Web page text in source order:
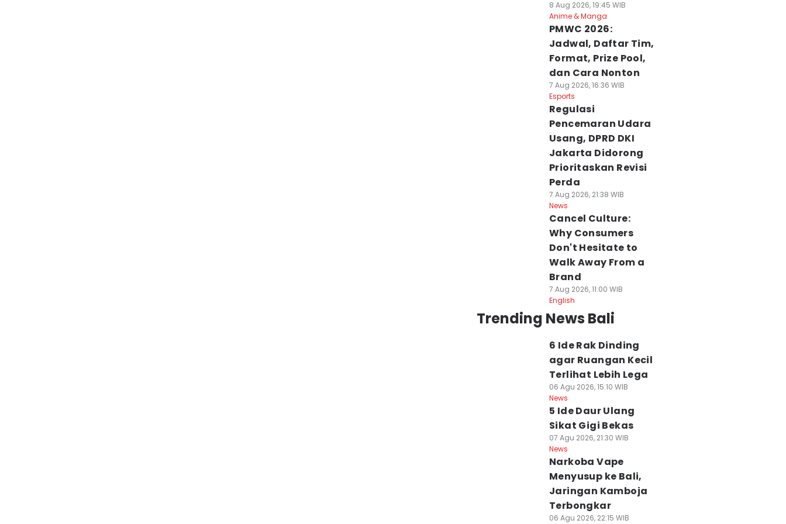
8 Aug 2026, 19:45 WIB
Anime & Manga
PMWC 2026:
Jadwal, Daftar Tim,
Format, Prize Pool,
dan Cara Nonton
7 Aug 2026, 16:36 WIB
Esports
Regulasi
Pencemaran Udara
Usang, DPRD DKI
Jakarta Didorong
Prioritaskan Revisi
Perda
7 Aug 2026, 21:38 WIB
News
Cancel Culture:
Why Consumers
Don't Hesitate to
Walk Away From a
Brand
7 Aug 2026, 11:00 WIB
English
Trending News Bali
6 Ide Rak Dinding
agar Ruangan Kecil
Terlihat Lebih Lega
06 Agu 2026, 15:10 WIB
News
5 Ide Daur Ulang
Sikat Gigi Bekas
07 Agu 2026, 21:30 WIB
News
Narkoba Vape
Menyusup ke Bali,
Jaringan Kamboja
Terbongkar
06 Agu 2026, 22:15 WIB